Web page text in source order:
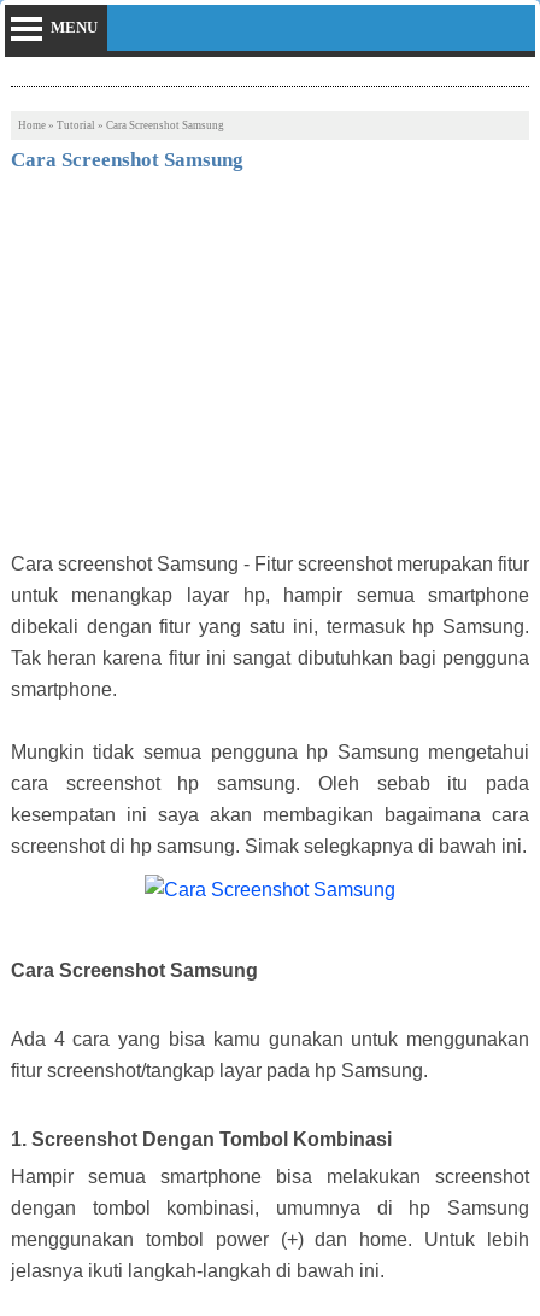
MENU
Home» Tutorial » Cara Screenshot Samsung
Cara Screenshot Samsung
Cara screenshot Samsung - Fitur screenshot merupakan fitur
untuk menangkap layar hp, hampir semua smartphone
dibekali dengan fitur yang satu ini, termasuk hp Samsung.
Tak heran karena fitur ini sangat dibutuhkan bagi pengguna
smartphone.
Mungkin tidak semua pengguna hp Samsung mengetahui
cara screenshot hp samsung. Oleh sebab itu pada
kesempatan ini saya akan membagikan bagaimana cara
screenshot di hp samsung. Simak selegkapnya di bawah ini.
Cara Screenshot Samsung
Ada 4 cara yang bisa kamu gunakan untuk menggunakan
fitur screenshot/tangkap layar pada hp Samsung.
1. Screenshot Dengan Tombol Kombinasi
Hampir semua smartphone bisa melakukan screenshot
dengan tombol kombinasi, umumnya di hp Samsung
menggunakan tombol power (+) dan home. Untuk lebih
jelasnya ikuti langkah-langkah di bawah ini.